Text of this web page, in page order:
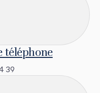
téléphone
39